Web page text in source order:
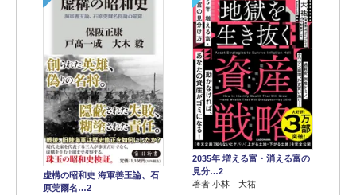
虚構の昭和史 海軍善玉論、石
原莞爾名…2
2035年 増える富・消える富の
見分…2
著者 小林 大祐